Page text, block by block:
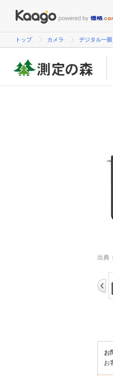
トップ カメラ デジタル一眼
出典：
お
お